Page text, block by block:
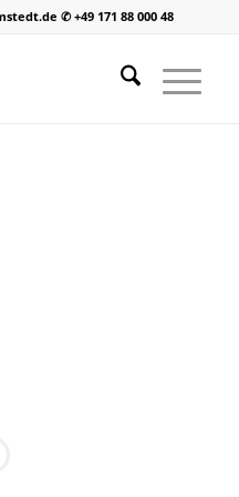
✆ +49 171 88 000 48